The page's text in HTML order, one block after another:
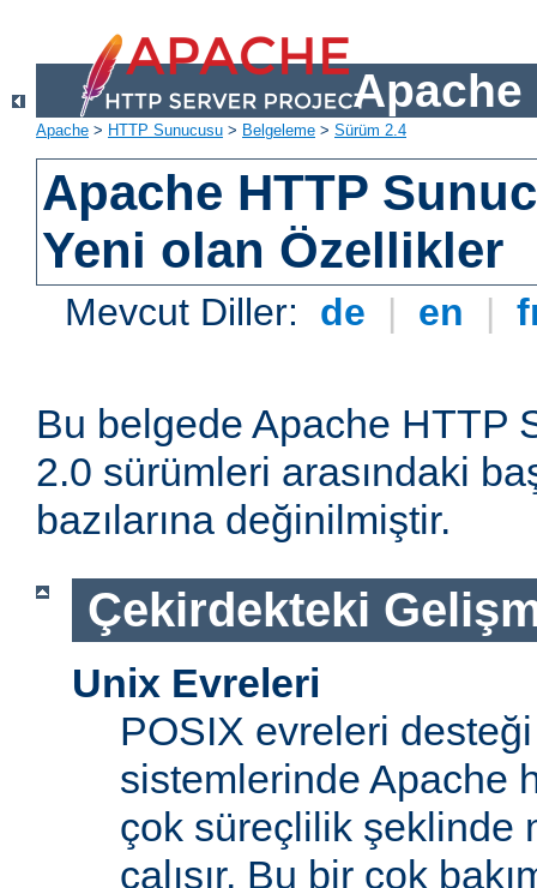
Apache
Apache > HTTP Sunucusu > Belgeleme > Sürüm 2.4
Apache HTTP
Yeni olan Özellikler
Mevcut Diller: de | en |
Bu belgede Apache HTTP
2.0 sürümleri arasındaki
bazılarına değinilmiştir.
Çekirdekteki
Unix Evreleri
POSIX evreleri
sistemlerinde Apache
çok süreçlilik şeklinde
çalışır. Bu bir çok